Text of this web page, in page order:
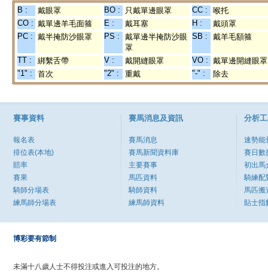
B : 戴眼罩 BO : 只戴單邊眼罩 CC :
喉托
CO : 戴單邊羊毛面箍 E : 戴耳塞 H :
戴頭罩
PC : 戴半掩防沙眼罩 PS :
戴單邊半掩防沙眼
罩
SB : 戴羊毛額箍
TT : 綁繫舌帶 V : 戴開縫眼罩 VO : 戴單邊開縫眼罩
"1" :
首次 "2" : 重戴 "-" : 除去
賽事資料
報名表
排位表(本地)
賠率
賽果
騎師分場表
練馬師分場表
賽馬消息及資訊
賽馬消息
賽馬新聞資料庫
主要賽事
馬匹資料
騎師資料
練馬師資料
分析
速勢能
賽日數
初出馬
騎練配
馬匹搬
貼士指
博彩要有節制
未滿十八歲人士不得投注或進入可投注的地方。